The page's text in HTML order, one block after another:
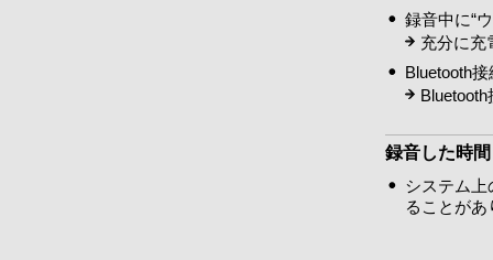
録音中に“
充分に充
Bluetooth
録音した時
システム
ることがあ